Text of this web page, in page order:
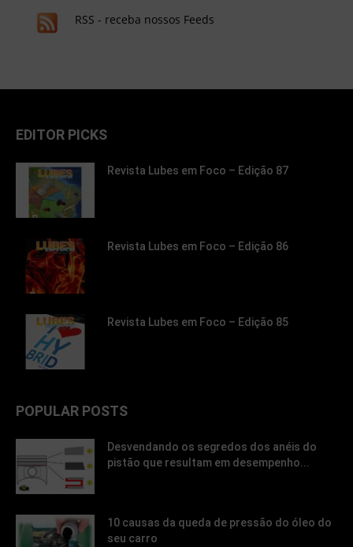
RSS - receba nossos Feeds
EDITOR PICKS
Revista Lubes em Foco – Edição 87
Revista Lubes em Foco – Edição 86
Revista Lubes em Foco – Edição 85
POPULAR POSTS
Desvendando os segredos dos anéis do
pistão que resultam em desempenho...
10 causas da queda de pressão do óleo do
seu carro